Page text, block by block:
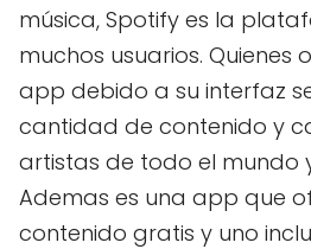
música, Spotify es la
muchos usuarios. Quienes
app debido a su interfaz
cantidad de contenido y
artistas de todo el mundo
Ademas es una app que
contenido gratis y uno